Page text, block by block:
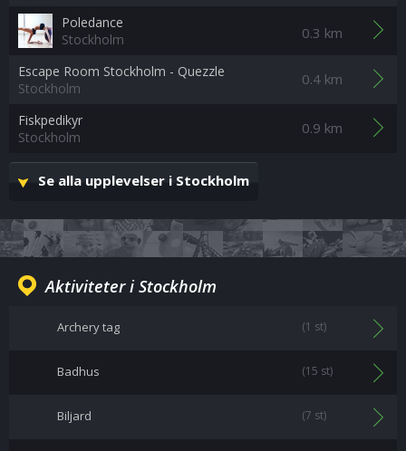
Poledance
Stockholm
0.3 km
Escape Room Stockholm - Quezzle
Stockholm
0.4 km
Fiskpedikyr
Stockholm
0.9 km
Se alla upplevelser i Stockholm
Aktiviteter i Stockholm
Archery tag (1 st)
Badhus (15 st)
Biljard (7 st)